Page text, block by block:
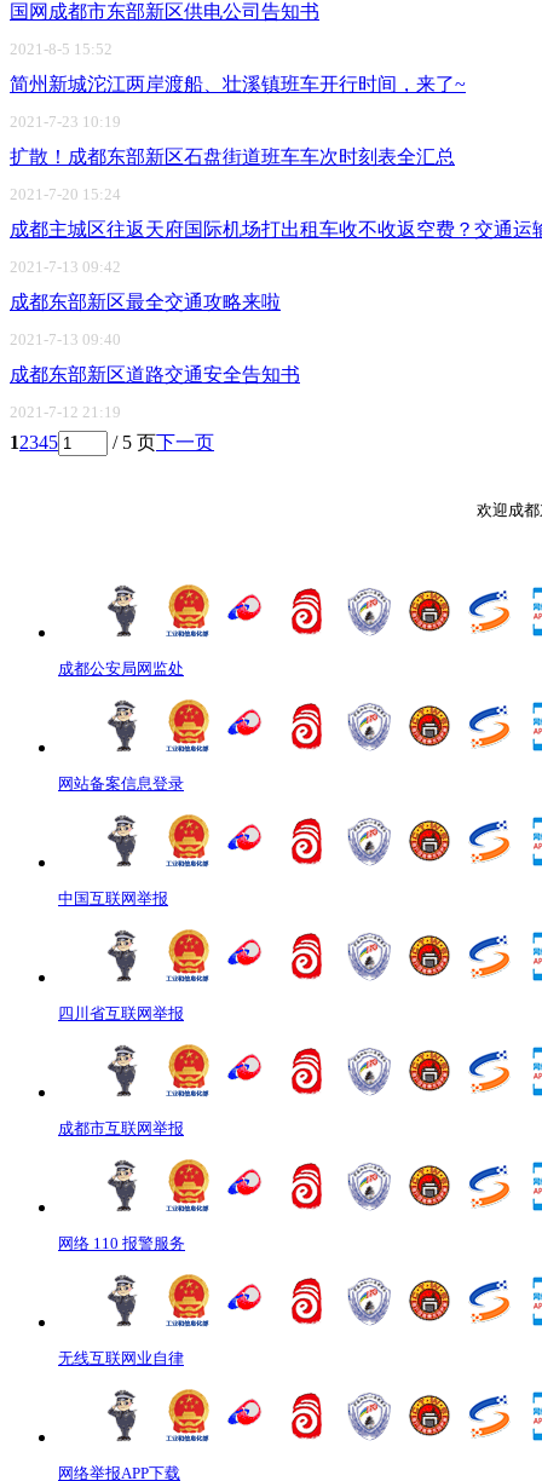
国网成都市东部新区供电公司告知书
2021-8-5 15:52
简州新城沱江两岸渡船、壮溪镇班车开行时间，来了~
2021-7-23 10:19
扩散！成都东部新区石盘街道班车车次时刻表全汇总
2021-7-20 15:24
成都主城区往返天府国际机场打出租车收不收返空费？交通运
2021-7-13 09:42
成都东部新区最全交通攻略来啦
2021-7-13 09:40
成都东部新区道路交通安全告知书
2021-7-12 21:19
12345 / 5 页下一页
欢迎成
成都公安局网监处
网站备案信息登录
中国互联网举报
四川省互联网举报
成都市互联网举报
网络 110 报警服务
无线互联网业自律
网络举报APP下载